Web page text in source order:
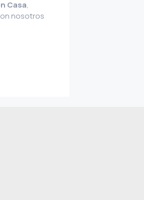
Casa,
nosotros